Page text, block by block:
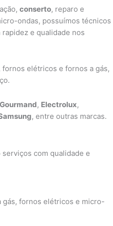
conserto, reparo e
ondas, possuímos técnicos
e qualidade nos
elétricos e fornos a gás,
, Electrolux,
, entre outras marcas.
com qualidade e
gás, fornos elétricos e micro-